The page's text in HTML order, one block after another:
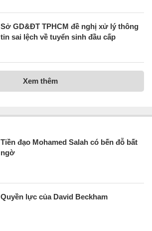
Sở GD&ĐT TPHCM đề nghị xử lý thông
tin sai lệch về tuyển sinh đầu cấp
Xem thêm
Tiền đạo Mohamed Salah có bến đỗ bất
ngờ
Quyền lực của David Beckham